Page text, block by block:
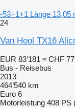
-53+1+1 Länge 13,05
24
Van Hool TX16
EUR 83’181 ≈ CHF
Bus - Reisebus
2013
464’540 km
Euro 6
Motorleistung 408 PS